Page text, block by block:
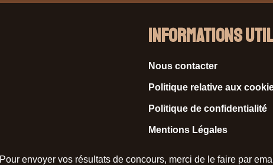
Informations
Nous contacter
Politique relative aux
Politique de confidentialité
Mentions Légales
Pour envoyer vos résultats de concours, merci de le faire par